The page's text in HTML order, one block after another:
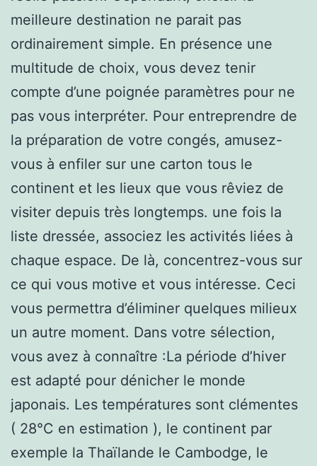
meilleure destination ne parait pas
ordinairement simple. En présence une
multitude de choix, vous devez tenir
compte d’une poignée paramètres pour ne
pas vous interpréter. Pour entreprendre de
la préparation de votre congés, amusez-
vous à enfiler sur une carton tous le
continent et les lieux que vous rêviez de
visiter depuis très longtemps. une fois la
liste dressée, associez les activités liées à
chaque espace. De là, concentrez-vous sur
ce qui vous motive et vous intéresse. Ceci
vous permettra d’éliminer quelques milieux
un autre moment. Dans votre sélection,
vous avez à connaître :La période d’hiver
est adapté pour dénicher le monde
japonais. Les températures sont clémentes
( 28°C en estimation ), le continent par
exemple la Thaïlande le Cambodge, le